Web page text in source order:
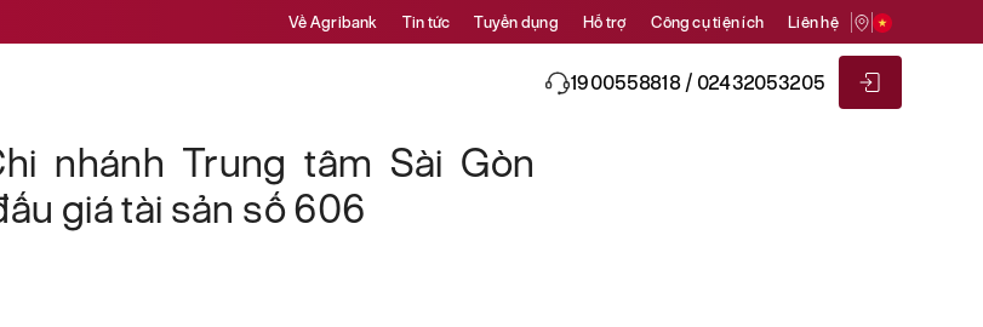
Về Agribank Tin tức Tuyển dụng Hỗ trợ Công cụ tiện ích Liên hệ
1900558818 / 02432053205
nhánh Trung tâm Sài Gòn
giá tài sản số 606